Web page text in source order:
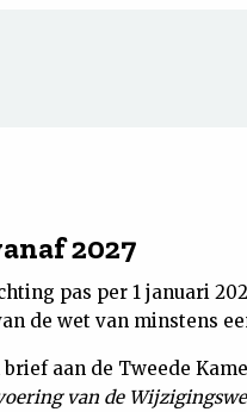
2027
pas per 1 januari
de wet van minstens
aan de Tweede
van de